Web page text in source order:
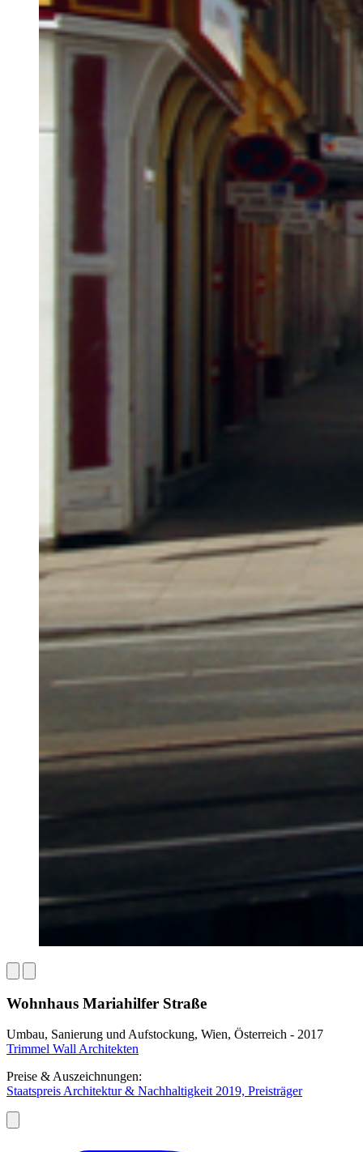
Wohnhaus Mariahilfer Straße
Umbau, Sanierung und Aufstockung, Wien, Österreich - 2017
Trimmel Wall Architekten
Preise & Auszeichnungen:
Staatspreis Architektur & Nachhaltigkeit 2019, Preisträger